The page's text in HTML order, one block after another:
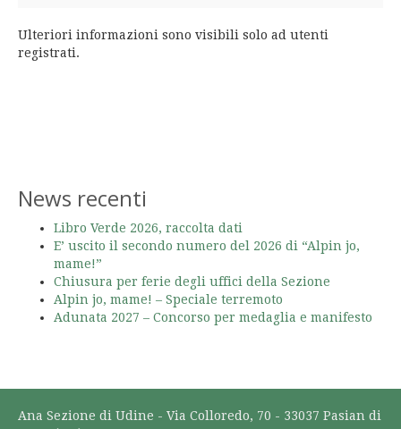
Ulteriori informazioni sono visibili solo ad utenti
registrati.
News recenti
Libro Verde 2026, raccolta dati
E’ uscito il secondo numero del 2026 di “Alpin jo,
mame!”
Chiusura per ferie degli uffici della Sezione
Alpin jo, mame! – Speciale terremoto
Adunata 2027 – Concorso per medaglia e manifesto
Ana Sezione di Udine - Via Colloredo, 70 - 33037 Pasian di